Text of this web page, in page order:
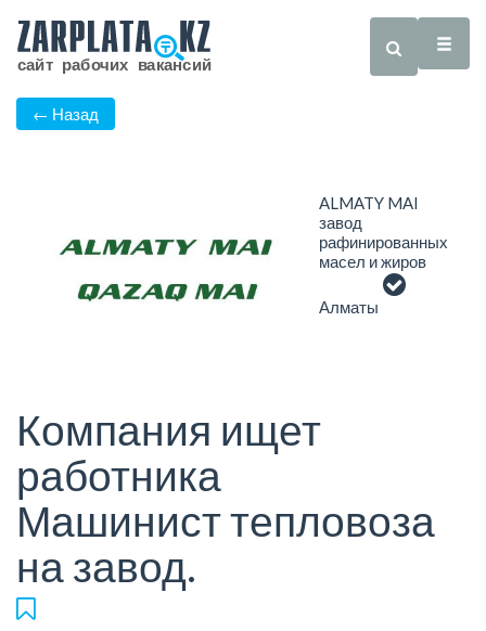
← Назад
ALMATY MAI
завод
рафинированных
масел и жиров
Алматы
Компания ищет
работника
Машинист тепловоза
на завод.